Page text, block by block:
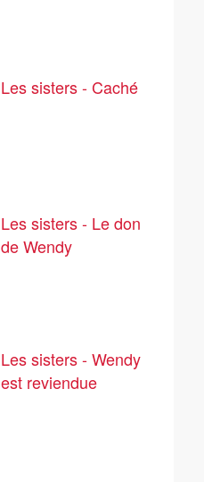
Les sisters - Caché
Les sisters - Le don
de Wendy
Les sisters - Wendy
est reviendue